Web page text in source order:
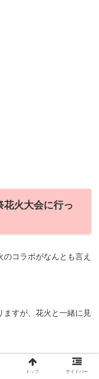
花火大会に行っ
コラボがなんとも言え
ますが、花火と一緒に見
早打ちの花火はとっても
トップ サイドバー